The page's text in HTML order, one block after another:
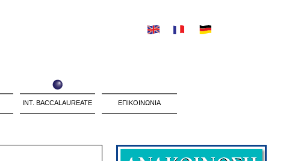
INT. BACCALAUREATE ΕΠΙΚΟΙΝΩΝΙΑ